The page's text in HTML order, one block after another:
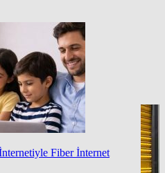
Fiber İnternet